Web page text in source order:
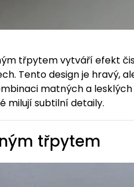
třpytem vytváří efekt
Tento design je hravý,
matných a
milují subtilní detaily.
třpytem